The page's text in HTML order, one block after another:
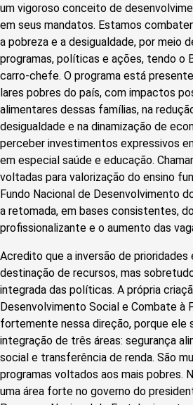
um vigoroso conceito de
em seus mandatos. Estamos
a pobreza e a desigualdade, por meio
programas, políticas e ações, tendo o
carro-chefe. O programa está
lares pobres do país, com impactos
alimentares dessas famílias, na
desigualdade e na dinamização de
perceber investimentos expressivos
em especial saúde e educação.
voltadas para valorização do ensino
Fundo Nacional de Desenvolvimento
a retomada, em bases consistentes,
profissionalizante e o aumento das
Acredito que a inversão de prioridades
destinação de recursos, mas
integrada das políticas. A própria
Desenvolvimento Social e Combate à
fortemente nessa direção, porque ele
integração de três áreas: segurança
social e transferência de renda. São
programas voltados aos mais pobres.
uma área forte no governo do